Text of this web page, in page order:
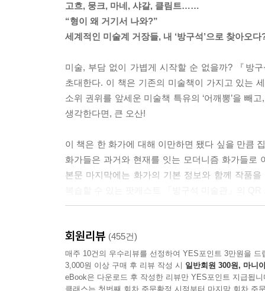
- 미술계 여성 혁명가, 프리다 칼로
알고 보니 원조 막장드라마의 주인공?
로와 디에고 리베라입니다. 둘은 큐사인 없이도
역사적이었으면 멕시코의 500페소 지폐에 프리다
요. 먼저 예고편을 볼까요? 프리다는 말합니다.
남편을 만난 것이 사건도 아니고 사고라니! 도대
‘미술 천재’ 하면 떠오르는 그 이름, 파블로 피카
받을 만합니다. 앗, 그런데 충격적인 속보가 있습
할 만큼 대단한 실력을 가진 선배, 도대체 누구일
고흐, 뭉크, 마네, 샤갈, 클림트……
“형이 왜 거기서 나와?”
세계적인 미술계 거장들, 내 ‘방구석’으로 찾아오다
미술, 부담 없이 가볍게 시작할 순 없을까? 『방
초대한다. 이 책은 기존의 미술책이 가지고 있는 세
소위 권위를 앞세운 미술책 특유의 ‘어깨뽕’을 빼
생각한다면, 큰 오산!
이 책은 한 화가에 대해 이만하면 됐다 싶을 만큼
화가들은 과거와 현재를 잇는 모더니즘 화가들로
본문 마지막에는 화가의 기본 정보와 함께 작품
할지 몰라 막막했는가? 그렇다면, 그런 부담과 걱
미술관 액자 밖으로 걸어 나온 미술계 거장들과의
“미술, 우아하고 고상한 줄 알았더니!
회원리뷰 (455건)
매주 10건의 우수리뷰를 선정하여 YES포인트 3만원을 드
3,000원 이상 구매 후 리뷰 작성 시 일반회원 300원, 마니
eBook은 다운로드 후 작성한 리뷰만 YES포인트 지급됩니
클래스는 첫번째 회차 주문확정 시점부터 마지막 회차 주